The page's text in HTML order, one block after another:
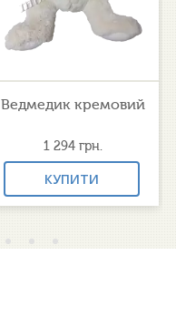
Ведмедик кремовий
1 294грн.
КУПИТИ